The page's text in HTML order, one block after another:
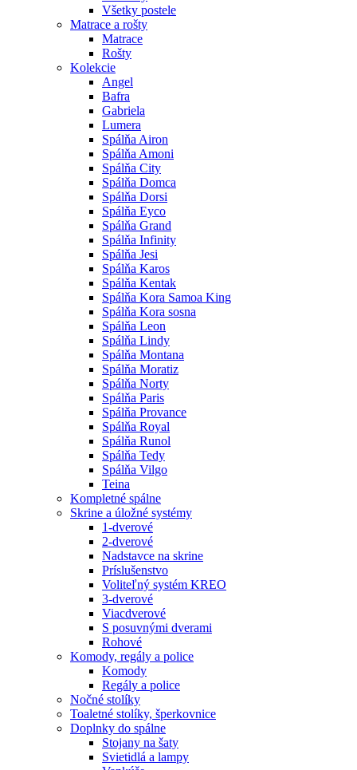
Všetky postele
Matrace a rošty
Matrace
Rošty
Kolekcie
Angel
Bafra
Gabriela
Lumera
Spálňa Airon
Spálňa Amoni
Spálňa City
Spálňa Domca
Spálňa Dorsi
Spálňa Eyco
Spálňa Grand
Spálňa Infinity
Spálňa Jesi
Spálňa Karos
Spálňa Kentak
Spálňa Kora Samoa King
Spálňa Kora sosna
Spálňa Leon
Spálňa Lindy
Spálňa Montana
Spálňa Moratiz
Spálňa Norty
Spálňa Paris
Spálňa Provance
Spálňa Royal
Spálňa Runol
Spálňa Tedy
Spálňa Vilgo
Teina
Kompletné spálne
Skrine a úložné systémy
1-dverové
2-dverové
Nadstavce na skrine
Príslušenstvo
Voliteľný systém KREO
3-dverové
Viacdverové
S posuvnými dverami
Rohové
Komody, regály a police
Komody
Regály a police
Nočné stolíky
Toaletné stolíky, šperkovnice
Doplnky do spálne
Stojany na šaty
Svietidlá a lampy